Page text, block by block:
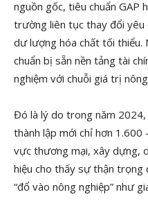
nguồn gốc, tiêu chuẩn GAP
trường liên tục thay đổi
dư lượng hóa chất tối thiểu.
chuẩn bị sẵn nền tảng tài
nghiệm với chuỗi giá trị
Đó là lý do trong năm 2024,
thành lập mới chỉ hơn 1.600
vực thương mại, xây dựng,
hiệu cho thấy sự thận
“đổ vào nông nghiệp” như